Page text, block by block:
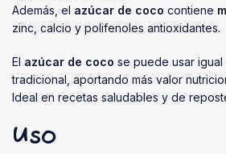
Además, el azúcar de coco contiene
zinc, calcio y polifenoles antioxidantes.
El azúcar de coco se puede usar
tradicional, aportando más valor
Ideal en recetas saludables y de
Uso